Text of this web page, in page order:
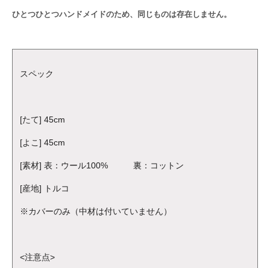
ひとつひとつハンドメイドのため、同じものは存在しません。
スペック
[たて] 45cm
[よこ] 45cm
[素材] 表：ウール100% 裏：コットン
[産地] トルコ
※カバーのみ（中材は付いていません）
<注意点>